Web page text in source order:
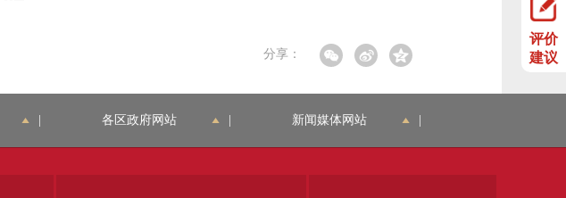
分享：
评价
建议
各区政府网站 新闻媒体网站